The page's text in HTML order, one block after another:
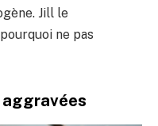
Jill le
ne pas